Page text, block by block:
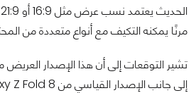
مرنًا يمكنه التكيف مع أنواع متعددة من